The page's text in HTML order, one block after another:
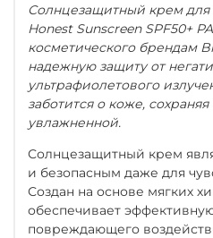
Солнцезащитный крем
Honest Sunscreen SPF50+
косметического брендам
надежную защиту от
ультрафиолетового
заботится о коже,
увлажненной.
Солнцезащитный крем
и безопасным даже для
Создан на основе мягких
обеспечивает
повреждающего